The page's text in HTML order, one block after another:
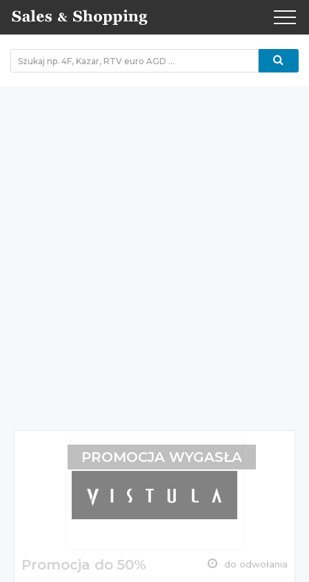
Promocja do 50% do odwołania
PROMOCJA WYGASŁA